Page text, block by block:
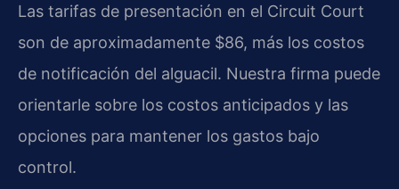
Las tarifas de presentación en el Circuit Court
son de aproximadamente $86, más los costos
de notificación del alguacil. Nuestra firma puede
orientarle sobre los costos anticipados y las
opciones para mantener los gastos bajo
control.